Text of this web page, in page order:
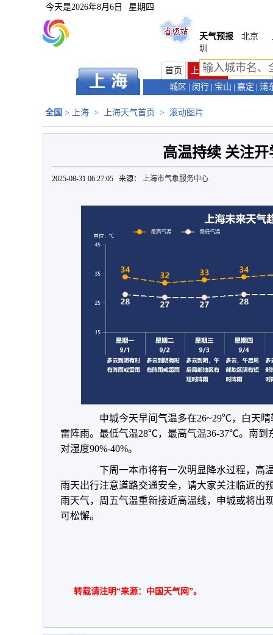
今天是2026年8月6日 星期四
天气预报 北京
圳
首页 上海首页
天气预报
城区
闵行 宝山 嘉定 浦
全国 > 上海 > 上海天气首页 > 滚动图片
高温持续 关注开
2025-08-31 06:27:05 来源： 上海市气象服务中心
申城今天早间气温多在26~29℃，白天晴
雷阵雨。最低气温28℃，最高气温36-37℃。南到
对湿度90%-40%。
下周一本市将有一次明显降水过程，高
雨天出行注意道路交通安全，请大家关注临近的
雨天气，周五气温重新接近高温线，申城或将出
可松懈。
转载请注明“来源：中国天气网”。